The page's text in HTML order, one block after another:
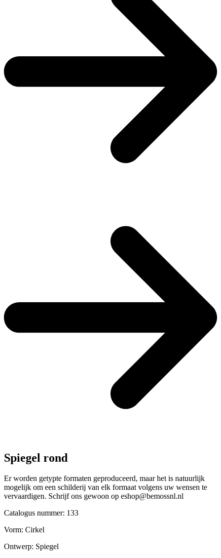
Spiegel rond
Er worden getypte formaten geproduceerd, maar het is natuurlijk
mogelijk om een schilderij van elk formaat volgens uw wensen te
vervaardigen. Schrijf ons gewoon op eshop@bemossnl.nl
Catalogus nummer: 133
Vorm: Cirkel
Ontwerp: Spiegel